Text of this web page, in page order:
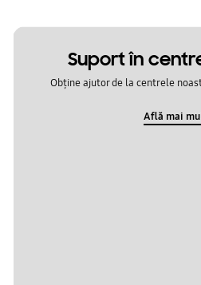
Suport în
Obține ajutor de la centrele
Află mai